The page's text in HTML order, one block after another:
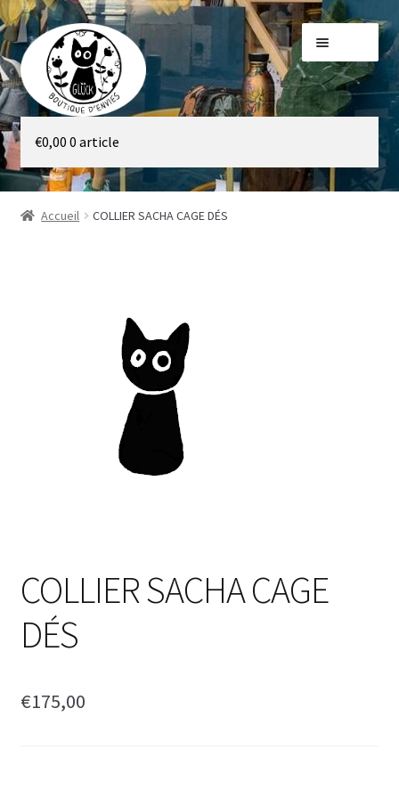
Aller
à
la
navigation
Aller
au
contenu
Galerie
Boutique
€0,00 0 article
Accueil COLLIER SACHA CAGE DÉS
COLLIER SACHA CAGE
DÉS
€175,00